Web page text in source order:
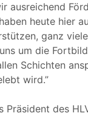
ausreichend
heute hier
ganz
um die
Schichten
wird.”
Präsident des